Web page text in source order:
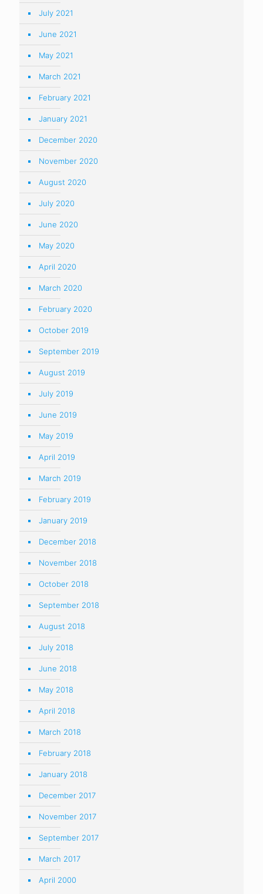
July 2021
June 2021
May 2021
March 2021
February 2021
January 2021
December 2020
November 2020
August 2020
July 2020
June 2020
May 2020
April 2020
March 2020
February 2020
October 2019
September 2019
August 2019
July 2019
June 2019
May 2019
April 2019
March 2019
February 2019
January 2019
December 2018
November 2018
October 2018
September 2018
August 2018
July 2018
June 2018
May 2018
April 2018
March 2018
February 2018
January 2018
December 2017
November 2017
September 2017
March 2017
April 2000